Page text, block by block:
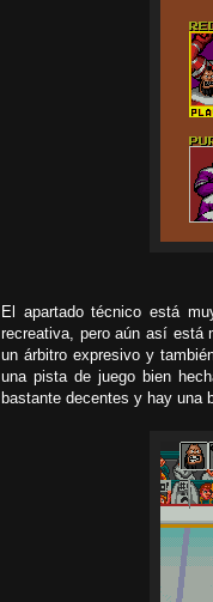
El apartado técnico está
recreativa, pero aún así está
un árbitro expresivo y
una pista de juego bien
bastante decentes y hay una